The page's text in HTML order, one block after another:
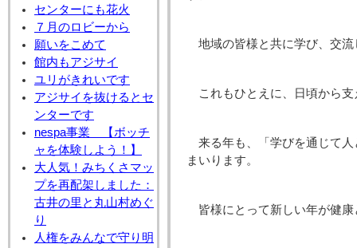
センターにも花火
７月のロビーから
願いをこめて
館内もアジサイ
ユリがきれいです
アジサイを抜けるとセ
ンターです
nespa事業 【ボッチ
ャを体験しよう！】
大人気！みちくさマッ
プを再配架しました：
古井の里と丸山村めぐ
り
人権をみんなで守り明
地域の皆様と共に学び、交
これもひとえに、日頃から
来る年も、「学びを通じて
まいります。
皆様にとって新しい年が健